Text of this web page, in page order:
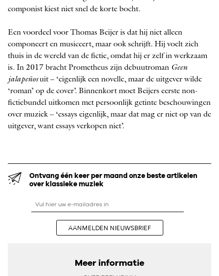
componist kiest niet snel de korte bocht.
Een voordeel voor Thomas Beijer is dat hij niet alleen
componeert en musiceert, maar ook schrijft. Hij voelt zich
thuis in de wereld van de fictie, omdat hij er zelf in werkzaam
is. In 2017 bracht Prometheus zijn debuutroman Geen
jalapeñosuit – ‘eigenlijk een novelle, maar de uitgever wilde
‘roman’ op de cover’. Binnenkort moet Beijers eerste non-
fictiebundel uitkomen met persoonlijk getinte beschouwingen
over muziek – ‘essays eigenlijk, maar dat mag er niet op van de
uitgever, want essays verkopen niet’.
Ontvang één keer per maand onze beste artikelen
over klassieke muziek
AANMELDEN NIEUWSBRIEF
Meer informatie